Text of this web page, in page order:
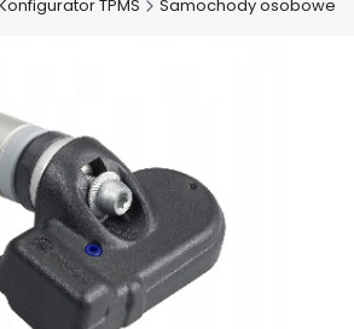
TPMS Samochody osobowe